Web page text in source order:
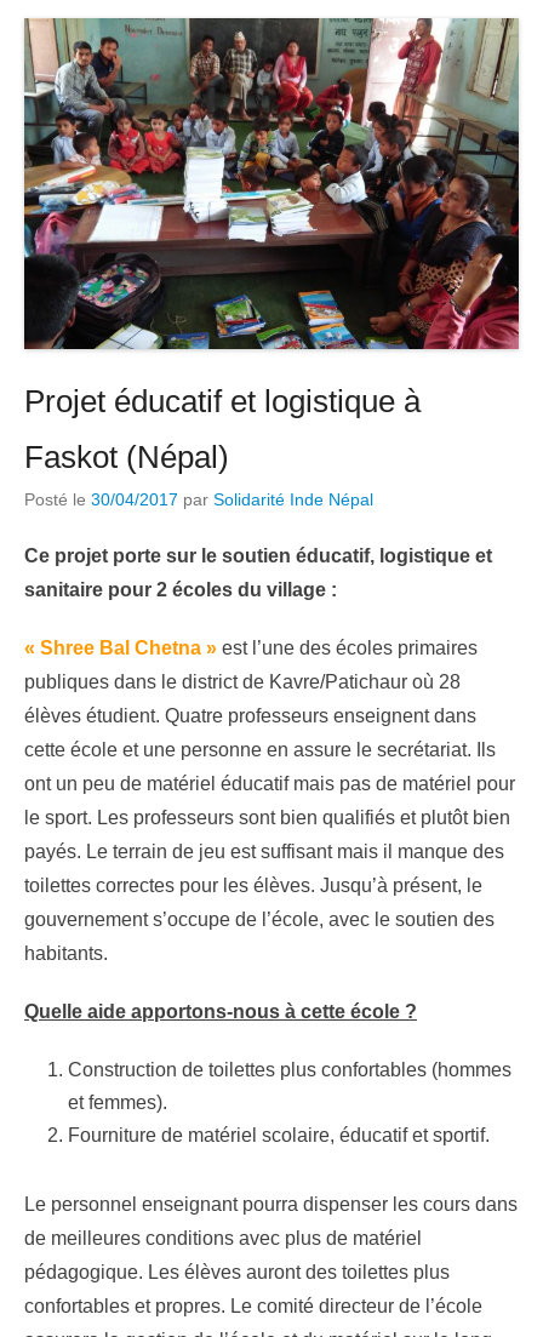
Projet éducatif et logistique à
Faskot (Népal)
Posté le 30/04/2017 par Solidarité Inde Népal
Ce projet porte sur le soutien éducatif, logistique et
sanitaire pour 2 écoles du village :
« Shree Bal Chetna » est l’une des écoles primaires
publiques dans le district de Kavre/Patichaur où 28
élèves étudient. Quatre professeurs enseignent dans
cette école et une personne en assure le secrétariat. Ils
ont un peu de matériel éducatif mais pas de matériel pour
le sport. Les professeurs sont bien qualifiés et plutôt bien
payés. Le terrain de jeu est suffisant mais il manque des
toilettes correctes pour les élèves. Jusqu’à présent, le
gouvernement s’occupe de l’école, avec le soutien des
habitants.
Quelle aide apportons-nous à cette école ?
Construction de toilettes plus confortables (hommes
et femmes).
Fourniture de matériel scolaire, éducatif et sportif.
Le personnel enseignant pourra dispenser les cours dans
de meilleures conditions avec plus de matériel
pédagogique. Les élèves auront des toilettes plus
confortables et propres. Le comité directeur de l’école